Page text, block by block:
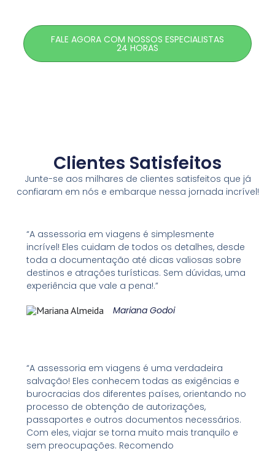
FALE AGORA COM NOSSOS ESPECIALISTAS
24 HORAS
Clientes Satisfeitos
Junte-se aos milhares de clientes satisfeitos que já
confiaram em nós e embarque nessa jornada incrível!
“A assessoria em viagens é simplesmente
incrível! Eles cuidam de todos os detalhes, desde
toda a documentação até dicas valiosas sobre
destinos e atrações turísticas. Sem dúvidas, uma
experiência que vale a pena!.”
Mariana Godoi
“A assessoria em viagens é uma verdadeira
salvação! Eles conhecem todas as exigências e
burocracias dos diferentes países, orientando no
processo de obtenção de autorizações,
passaportes e outros documentos necessários.
Com eles, viajar se torna muito mais tranquilo e
sem preocupações. Recomendo